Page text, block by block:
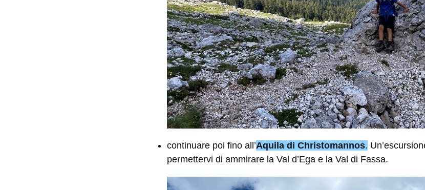
continuare poi fino all’Aquila di Christomannos.
permettervi di ammirare la Val d’Ega e la Val di Fassa.